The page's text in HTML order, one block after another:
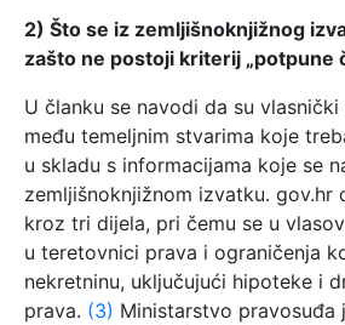
2) Što se iz zemljišnoknjižnog
zašto ne postoji kriterij „potpune
U članku se navodi da su
među temeljnim stvarima koje
u skladu s informacijama koje se
zemljišnoknjižnom izvatku. gov.hr
kroz tri dijela, pri čemu se u
u teretovnici prava i ograničenja
nekretninu, uključujući hipoteke i
prava. (3) Ministarstvo pravosuđa